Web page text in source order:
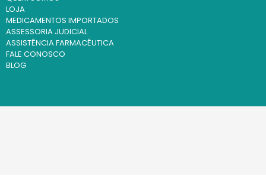
LOJA
MEDICAMENTOS IMPORTADOS
ASSESSORIA JUDICIAL
ASSISTÊNCIA FARMACÊUTICA
FALE CONOSCO
BLOG